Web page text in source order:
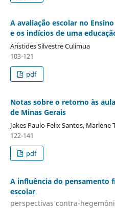
A avaliação escolar no
e os indícios de uma
Aristides Silvestre Culimua
103-121
pdf
Notas sobre o retorno às
de Minas Gerais
Jakes Paulo Felix Santos,
122-141
pdf
A influência do pensamento
escolar
perspectivas contra-